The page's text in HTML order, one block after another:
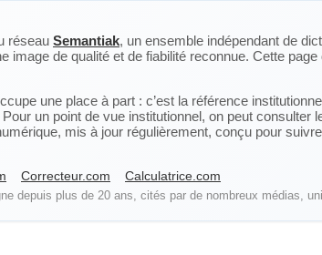
réseau Semantiak, un ensemble indépendant de
image de qualité et de fiabilité reconnue. Cette page
une place à part : c’est la référence
un point de vue institutionnel, on peut consulter
mis à jour régulièrement, conçu pour
Correcteur.com Calculatrice.com
depuis plus de 20 ans, cités par de nombreux médias,